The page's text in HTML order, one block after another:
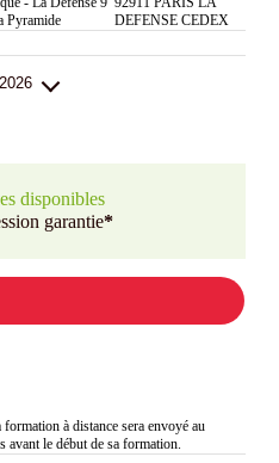
Pyramide
DEFENSE CEDEX
disponibles
garantie*
à distance sera envoyé au
avant le début de sa formation.